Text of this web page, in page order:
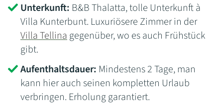
Unterkunft: B&B Thalatta, tolle Unterkunft à
Villa Kunterbunt. Luxuriösere Zimmer in der
Villa Tellinagegenüber, wo es auch Frühstück
gibt.
Aufenthaltsdauer: Mindestens 2 Tage, man
kann hier auch seinen kompletten Urlaub
verbringen. Erholung garantiert.